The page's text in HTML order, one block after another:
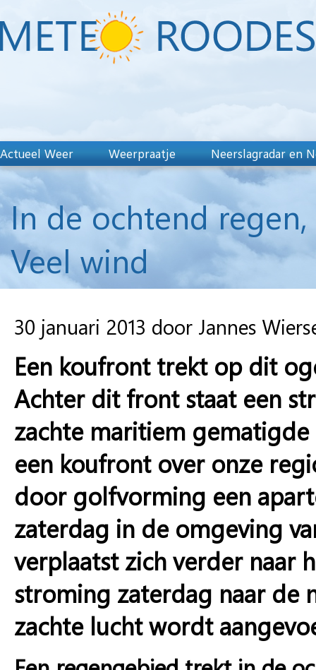
Actueel Weer Weerpraatje Neerslagradar en
In de ochtend
Veel wind
30 januari 2013 door Jannes
Een koufront trekt op dit
Achter dit front staat een
zachte maritiem
een koufront over onze
door golfvorming een
zaterdag in de omgeving
verplaatst zich verder naar
stroming zaterdag naar de
zachte lucht wordt